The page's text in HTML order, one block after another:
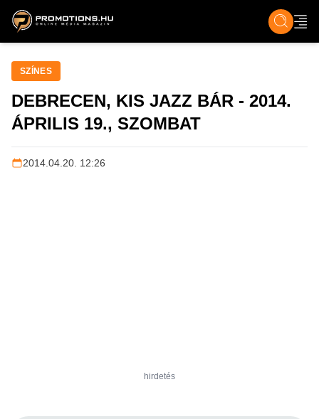
ZENE, FILM & KULT ÉLET TECH &
SZÍNES
DEBRECEN, KIS JAZZ BÁR - 2014.
ÁPRILIS 19., SZOMBAT
2014.04.20. 12:26
hirdetés